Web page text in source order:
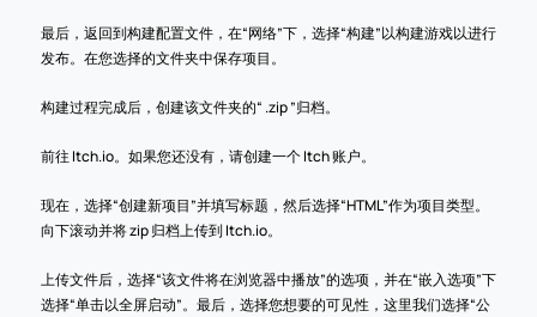
最后，返回到构建配置文件，在“网络”下，选择“构建”以构建游戏以进行
发布。在您选择的文件夹中保存项目。
构建过程完成后，创建该文件夹的“ .zip ”归档。
前往 Itch.io。如果您还没有，请创建一个 Itch 账户。
现在，选择“创建新项目”并填写标题，然后选择“HTML”作为项目类型。
向下滚动并将 zip 归档上传到 Itch.io。
上传文件后，选择“该文件将在浏览器中播放”的选项，并在“嵌入选项”下
选择“单击以全屏启动”。最后，选择您想要的可见性，这里我们选择“公